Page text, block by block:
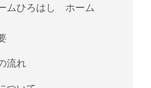
ムひろはし ホーム
流れ